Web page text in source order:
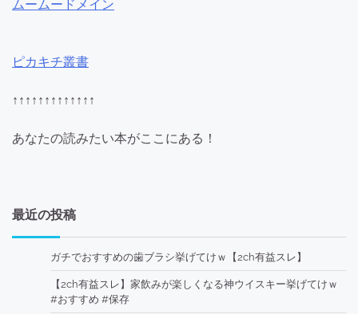
ムームードメイン
ピカキチ叢書
↑↑↑↑↑↑↑↑↑↑↑↑↑
あなたの読みたい本がここにある！
最近の投稿
ガチでおすすめの歯ブラシ挙げてけｗ【2ch有益スレ】
【2ch有益スレ】家飲みが楽しくなる神ウイスキー挙げてけｗ
#おすすめ #保存